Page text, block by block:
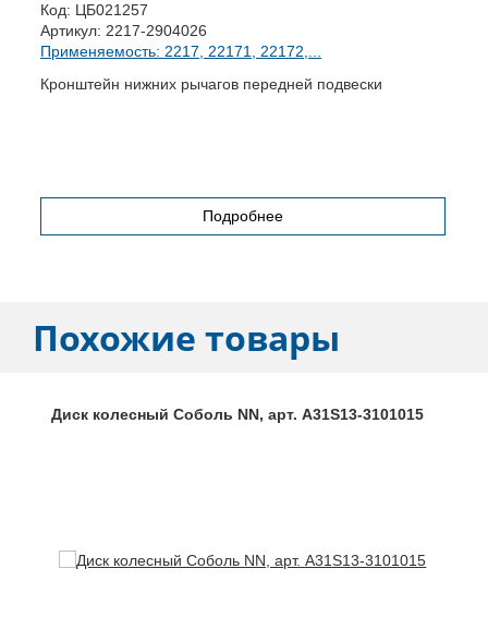
Код: ЦБ021257
Артикул: 2217-2904026
Применяемость: 2217, 22171, 22172,...
Кронштейн нижних рычагов передней подвески
Подробнее
Похожие товары
Диск колесный Соболь NN, арт. А31S13-3101015